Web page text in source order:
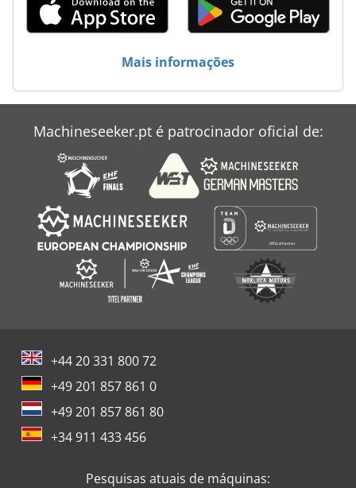
Mais informações
Machineseeker.pt é patrocinador oficial de:
+44 20 331 800 72
+49 201 857 861 0
+49 201 857 861 80
+34 911 433 456
Pesquisas atuais de máquinas: